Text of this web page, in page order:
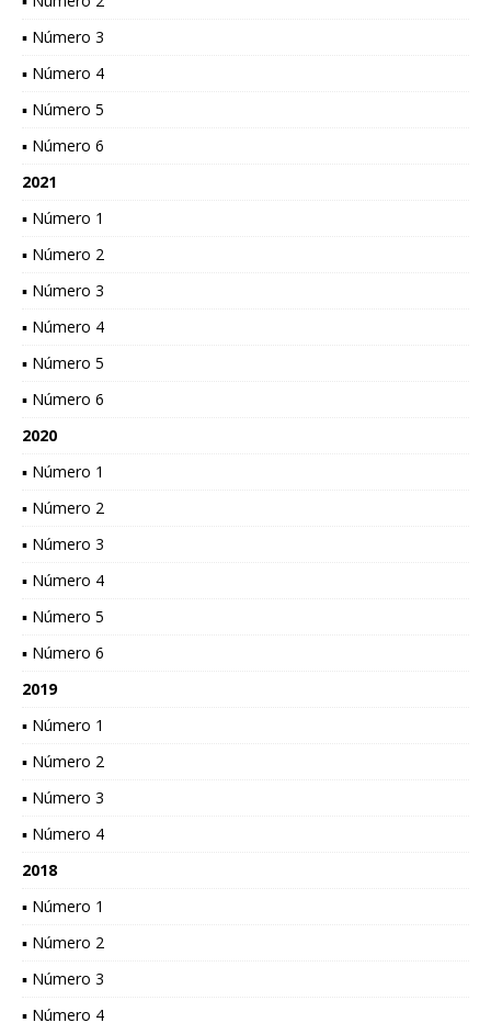
▪ Número 3
▪ Número 4
▪ Número 5
▪ Número 6
2021
▪ Número 1
▪ Número 2
▪ Número 3
▪ Número 4
▪ Número 5
▪ Número 6
2020
▪ Número 1
▪ Número 2
▪ Número 3
▪ Número 4
▪ Número 5
▪ Número 6
2019
▪ Número 1
▪ Número 2
▪ Número 3
▪ Número 4
2018
▪ Número 1
▪ Número 2
▪ Número 3
▪ Número 4